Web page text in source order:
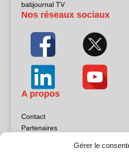
Gérer le
batijournal TV
Nos réseaux sociaux
A propos
Contact
Partenaires